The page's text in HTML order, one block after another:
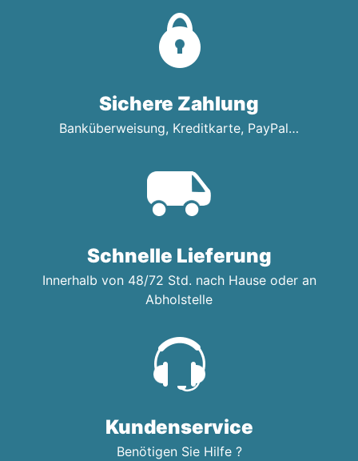
Sichere Zahlung
Banküberweisung, Kreditkarte, PayPal…
Schnelle Lieferung
Innerhalb von 48/72 Std. nach Hause oder an
Abholstelle
Kundenservice
Benötigen Sie Hilfe ?